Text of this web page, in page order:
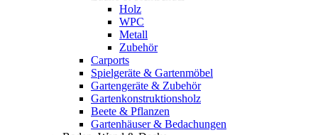
Holz
WPC
Metall
Zubehör
Carports
Spielgeräte & Gartenmöbel
Gartengeräte & Zubehör
Gartenkonstruktionsholz
Beete & Pflanzen
Gartenhäuser & Bedachungen